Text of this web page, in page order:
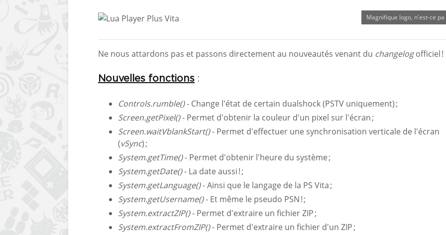
Magnifique logo, n'est-ce pa
Ne nous attardons pas et passons directement au nouveautés venant du changelogofficiel !
Nouvelles fonctions :
Controls.rumble()- Change l'état de certain dualshock (PSTV uniquement) ;
Screen.getPixel()- Permet d'obtenir la couleur d'un pixel sur l'écran ;
Screen.waitVblankStart()- Permet d'effectuer une synchronisation verticale de l'écran
(vSync) ;
System.getTime()- Permet d'obtenir l'heure du système ;
System.getDate()- La date aussi ! ;
System.getLanguage()- Ainsi que le langage de la PS Vita ;
System.getUsername()- Et même le pseudo PSN ! ;
System.extractZIP()- Permet d'extraire un fichier ZIP ;
System.extractFromZIP()- Permet d'extraire un fichier d'un ZIP ;